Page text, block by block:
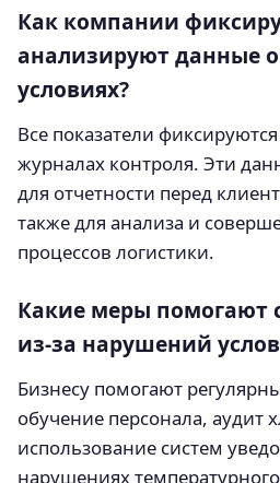
Как компании
анализируют данные
условиях?
Все показатели
журналах контроля. Эти
для отчетности перед
также для анализа и
процессов логистики.
Какие меры помогают
из-за нарушений
Бизнесу помогают
обучение персонала, аудит
использование систем
нарушениях